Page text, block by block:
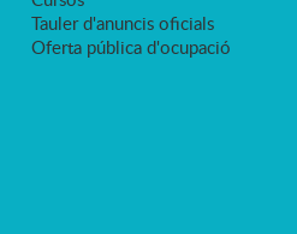
Tauler d'anuncis oficials
Oferta pública d'ocupació